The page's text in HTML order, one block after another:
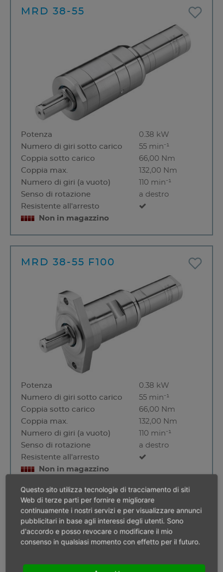
MRD 38-55
Potenza
0.38 kW
Numero di giri sotto carico
55 min⁻¹
Coppia sotto carico
66,00 Nm
Coppia max.
132,00 Nm
Numero di giri (a vuoto)
110 min⁻¹
Senso di rotazione
a destro
Resistente all'arresto
Non in magazzino
MRD 38-55 F100
Potenza
0.38 kW
Numero di giri sotto carico
55 min⁻¹
Coppia sotto carico
66,00 Nm
Coppia max.
132,00 Nm
Numero di giri (a vuoto)
110 min⁻¹
Senso di rotazione
a destro
Resistente all'arresto
Non in magazzino
MRD 38-40
Questo sito utilizza tecnologie di tracciamento di siti
Web di terze parti per fornire e migliorare
continuamente i nostri servizi e per visualizzare annunci
pubblicitari in base agli interessi degli utenti. Sono
d'accordo e posso revocare o modificare il mio
consenso in qualsiasi momento con effetto per il futuro.